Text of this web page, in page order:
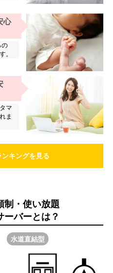
心
の
。
マ
ま
ンキングを見る
制・使い放題
ーバーとは？
水道直結型